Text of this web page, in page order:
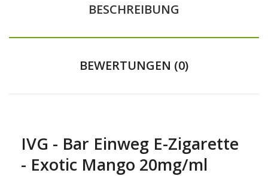
BESCHREIBUNG
BEWERTUNGEN (0)
IVG - Bar Einweg E-Zigarette
- Exotic Mango 20mg/ml